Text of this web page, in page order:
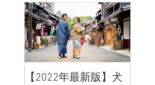
【2022年最新版】犬